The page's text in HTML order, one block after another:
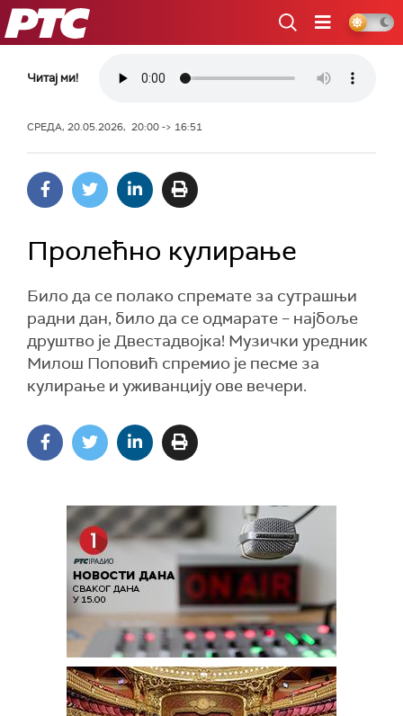
РТС
Читај ми!
СРЕДА, 20.05.2026, 20:00 -> 16:51
Пролећно кулирање
Било да се полако спремате за сутрашњи
радни дан, било да се одмарате – најбоље
друштво је Двестадвојка! Музички уредник
Милош Поповић спремио је песме за
кулирање и уживанцију ове вечери.